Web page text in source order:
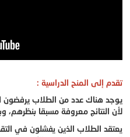
تقدم إلى المنح الدراسية :
يوجد هناك عدد من الطلاب يرفضون
لأن النتائج معروفة مسبقا بنظرهم،
يعتقد الطلاب الذين يفشلون في